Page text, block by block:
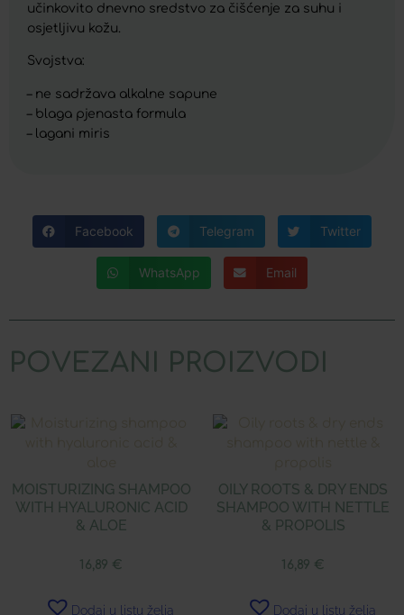
učinkovito dnevno sredstvo za čišćenje za suhu i
osjetljivu kožu.
Svojstva:
– ne sadržava alkalne sapune
– blaga pjenasta formula
– lagani miris
Facebook Telegram Twitter
WhatsApp Email
POVEZANI PROIZVODI
MOISTURIZING SHAMPOO
WITH HYALURONIC ACID
& ALOE
16,89 €
Dodaj u listu želja
OILY ROOTS & DRY ENDS
SHAMPOO WITH NETTLE
& PROPOLIS
16,89 €
Dodaj u listu želja